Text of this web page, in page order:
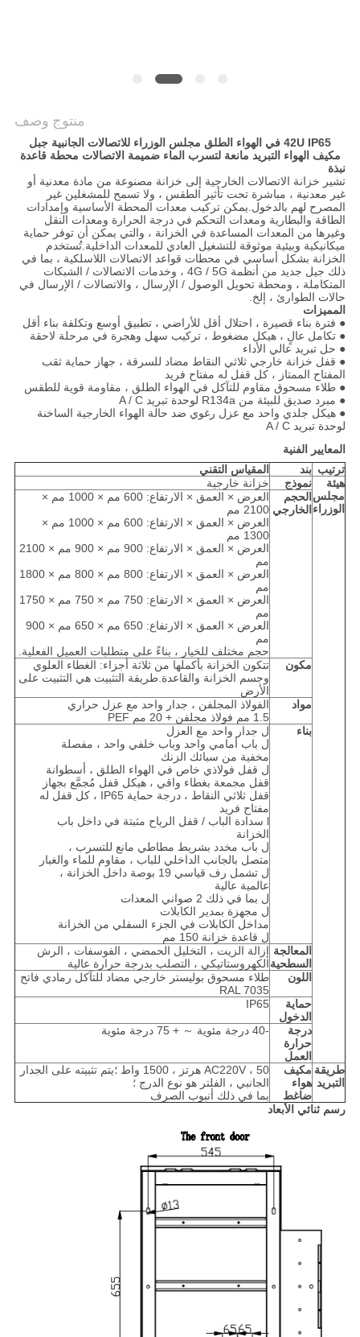
منتوج وصف
42U IP65 في الهواء الطلق مجلس الوزراء للاتصالات الجانبية جبل
مكيف الهواء التبريد مانعة لتسرب الماء ضميمة الاتصالات محطة قاعدة
نبذة
تشير خزانة الاتصالات الخارجية إلى خزانة مصنوعة من مادة معدنية أو
غير معدنية ، مباشرة تحت تأثير الطقس ، ولا تسمح للمشغلين غير
المصرح لهم بالدخول.يمكن تركيب معدات المحطة الأساسية وإمدادات
الطاقة والبطارية ومعدات التحكم في درجة الحرارة ومعدات النقل
وغيرها من المعدات المساعدة في الخزانة ، والتي يمكن أن توفر حماية
ميكانيكية وبيئية موثوقة للتشغيل العادي للمعدات الداخلية.تُستخدم
الخزانة بشكل أساسي في محطات قواعد الاتصالات اللاسلكية ، بما في
ذلك جيل جديد من أنظمة 4G / 5G ، وخدمات الاتصالات / الشبكات
المتكاملة ، ومحطة تحويل الوصول / الإرسال ، والاتصالات / الإرسال في
حالات الطوارئ ، إلخ.
المميزات
● فترة بناء قصيرة ، احتلال أقل للأراضي ، تطبيق أوسع وتكلفة بناء أقل
● تكامل عالٍ ، هيكل مضغوط ، تركيب سهل وهجرة في مرحلة لاحقة
● حل تبريد عالي الأداء
● قفل خزانة خارجي ثلاثي النقاط مضاد للسرقة ، جهاز حماية ثقب
المفتاح الممتاز ، كل قفل له مفتاح فريد
● طلاء مسحوق مقاوم للتآكل في الهواء الطلق ، مقاومة قوية للطقس
● مبرد صديق للبيئة من R134a لوحدة تبريد A / C
● هيكل جلدي واحد مع عزل رغوي ضد حالة الهواء الخارجية الساخنة
لوحدة تبريد A / C
المعايير الفنية
ترتيب بند
المقياس التقني
هيئة
مجلس
الوزراء
نموذج
خزانة خارجية
الحجم
الخارجي
العرض × العمق × الارتفاع: 600 مم × 1000 مم ×
2100 مم
العرض × العمق × الارتفاع: 600 مم × 1000 مم ×
1300 مم
العرض × العمق × الارتفاع: 900 مم × 900 مم × 2100
مم
العرض × العمق × الارتفاع: 800 مم × 800 مم × 1800
مم
العرض × العمق × الارتفاع: 750 مم × 750 مم × 1750
مم
العرض × العمق × الارتفاع: 650 مم × 650 مم × 900
مم
حجم مختلف للخيار ، بناءً على متطلبات العميل الفعلية.
مكون
تتكون الخزانة بأكملها من ثلاثة أجزاء: الغطاء العلوي
وجسم الخزانة والقاعدة.طريقة التثبيت هي التثبيت على
الأرض
مواد
الفولاذ المجلفن ، جدار واحد مع عزل حراري
1.5 مم فولاذ مجلفن + 20 مم PEF
بناء
ل جدار واحد مع العزل
ل باب أمامي واحد وباب خلفي واحد ، مفصلة
مخفية من سبائك الزنك
ل قفل فولاذي خاص في الهواء الطلق ، أسطوانة
قفل مجمعة بغطاء واقي ، هيكل قفل مُجمَّع بجهاز
قفل ثلاثي النقاط ، درجة حماية IP65 ، كل قفل له
مفتاح فريد
l سدادة الباب / قفل الرياح مثبتة في داخل باب
الخزانة
ل باب مخدد بشريط مطاطي مانع للتسرب ،
متصل بالجانب الداخلي للباب ، مقاوم للماء والغبار
ل تشمل رف قياسي 19 بوصة داخل الخزانة ،
عالمية عالية
ل بما في ذلك 2 صواني المعدات
ل مجهزة بمدير الكابلات
مداخل الكابلات في الجزء السفلي من الخزانة
ل قاعدة خزانة 150 مم
المعالجة
السطحية
إزالة الزيت ، التخليل الحمضي ، الفوسفات ، الرش
الكهروستاتيكي ، التصلب بدرجة حرارة عالية
اللون
طلاء مسحوق بوليستر خارجي مضاد للتآكل رمادي فاتح
RAL 7035
حماية
الدخول
IP65
درجة
حرارة
العمل
-40 درجة مئوية ～ + 75 درجة مئوية
طريقة
التبريد
مكيف
هواء
ضاغط
AC220V ، 50 هرتز ، 1500 واط ؛يتم تثبيته على الجدار
الجانبي ، الفلتر هو نوع الدرج ؛
بما في ذلك أنبوب الصرف
رسم ثنائي الأبعاد